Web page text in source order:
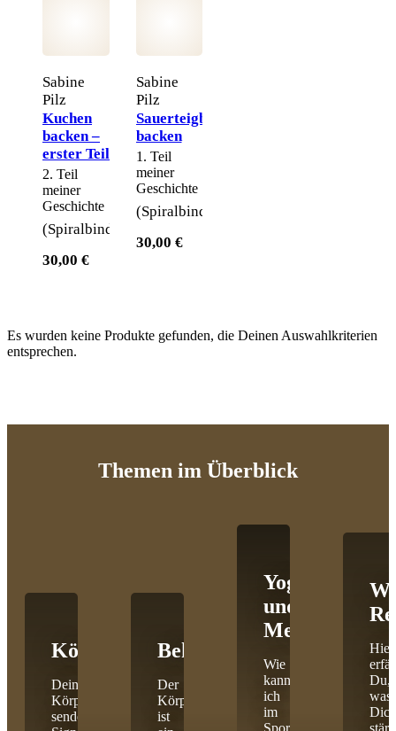
Sabine
Pilz
Kuchen
backen –
erster Teil
2. Teil
meiner
Geschichte
(Spiralbindung)
30,00 €
Sabine
Pilz
Sauerteigbrote
backen
1. Teil
meiner
Geschichte
(Spiralbindung)
30,00 €
Es wurden keine Produkte gefunden, die Deinen Auswahlkriterien
entsprechen.
Themen im Überblick
Körpercoaching
Dein
Körper
sendet
Behandlungen
Der
Körper
ist
Yoga
und
Meditation
Wie
kann
ich
im
Hier
Du,
was
Dich